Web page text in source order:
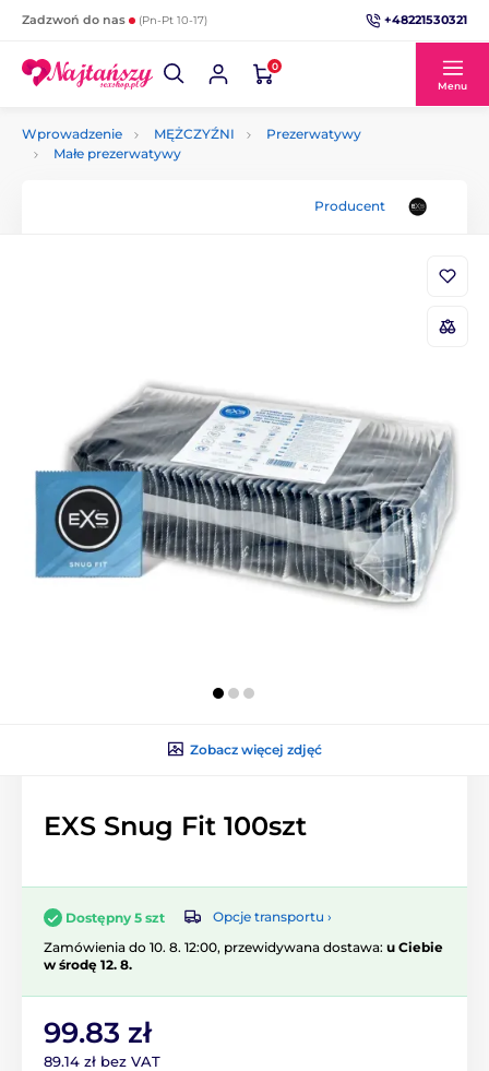
Zadzwoń do nas (Pn-Pt 10-17) +48221530321
0
Menu
Wprowadzenie MĘŻCZYŹNI
Prezerwatywy
Małe prezerwatywy
Producent
Zobacz więcej zdjęć
EXS Snug Fit 100szt
Dostępny 5 szt
Opcje transportu ›
Zamówienia do 10. 8. 12:00, przewidywana dostawa: u Ciebie
w środę 12. 8.
99.83 zł
89.14 zł bez VAT